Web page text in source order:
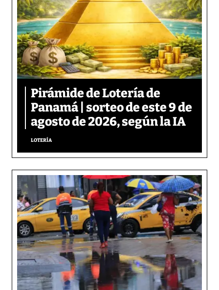
Pirámide de Lotería de
Panamá | sorteo de este 9 de
agosto de 2026, según la IA
LOTERÍA